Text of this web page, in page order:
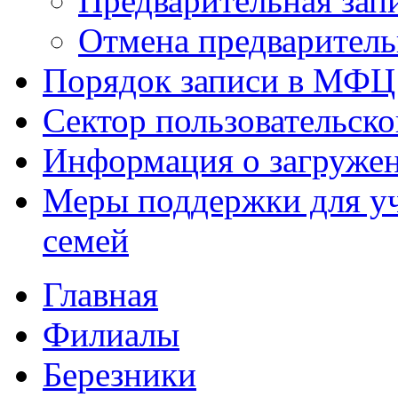
Отмена
Порядок записи в МФЦ
Сектор
Информация о
Меры поддержки для
семей
Главная
Филиалы
Березники